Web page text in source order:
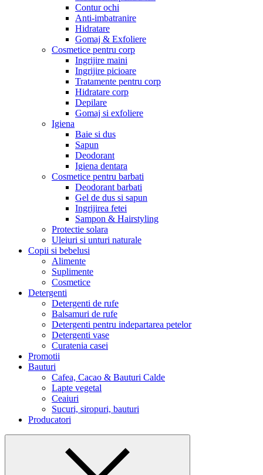
Contur ochi
Anti-imbatranire
Hidratare
Gomaj & Exfoliere
Cosmetice pentru corp
Ingrijire maini
Ingrijire picioare
Tratamente pentru corp
Hidratare corp
Depilare
Gomaj si exfoliere
Igiena
Baie si dus
Sapun
Deodorant
Igiena dentara
Cosmetice pentru barbati
Deodorant barbati
Gel de dus si sapun
Ingrijirea fetei
Sampon & Hairstyling
Protectie solara
Uleiuri si unturi naturale
Copii si bebelusi
Alimente
Suplimente
Cosmetice
Detergenti
Detergenti de rufe
Balsamuri de rufe
Detergenti pentru indepartarea petelor
Detergenti vase
Curatenia casei
Promotii
Bauturi
Cafea, Cacao & Bauturi Calde
Lapte vegetal
Ceaiuri
Sucuri, siropuri, bauturi
Producatori